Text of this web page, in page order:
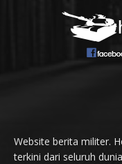
Website berita militer.
terkini dari seluruh